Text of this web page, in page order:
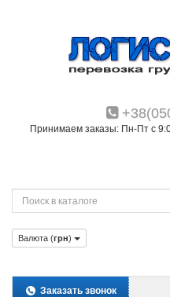
Принимаем заказы: Пн-Пт с
Валюта (грн)
Заказать звонок